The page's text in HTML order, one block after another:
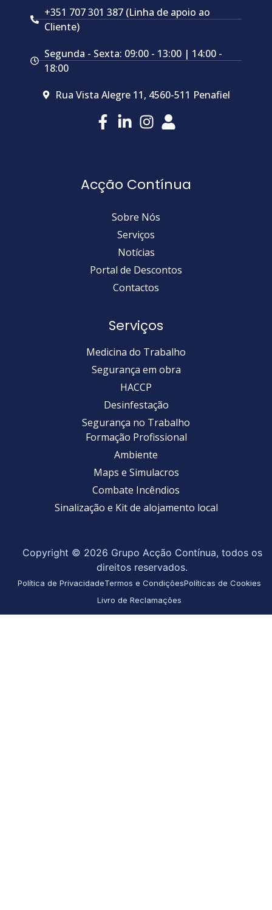
+351 707 301 387 (Linha de apoio ao
Cliente)
Segunda - Sexta: 09:00 - 13:00 | 14:00 -
18:00
Rua Vista Alegre 11, 4560-511 Penafiel
Acção Contínua
Sobre Nós
Serviços
Notícias
Portal de Descontos
Contactos
Serviços
Medicina do Trabalho
Segurança em obra
HACCP
Desinfestação
Segurança no Trabalho
Formação Profissional
Ambiente
Maps e Simulacros
Combate Incêndios
Sinalização e Kit de alojamento local
Copyright © 2026 Grupo Acção Contínua, todos os
direitos reservados.
Política de PrivacidadeTermos e CondiçõesPolíticas de Cookies
Livro de Reclamações